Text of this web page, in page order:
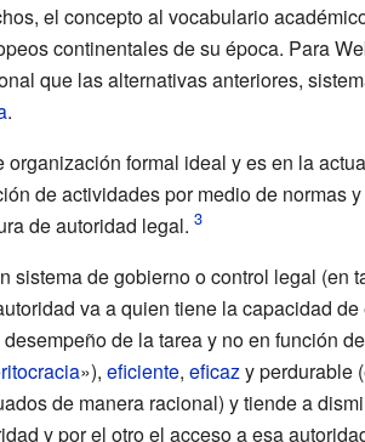
el concepto al vocabulario
continentales de su época. Para
que las alternativas anteriores,
.
formal ideal y es en la
de actividades por medio de normas
de autoridad legal.
sistema de gobierno o control legal (en
va a quien tiene la capacidad
de la tarea y no en función
»), eficiente, eficaz y perdurable
de manera racional) y tiende a
y por el otro el acceso a esa